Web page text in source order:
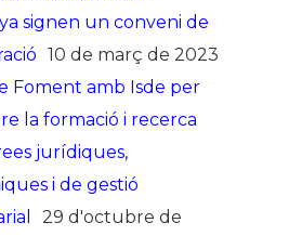
signen un conveni de
10 de març de 2023
Foment amb Isde per
la formació i recerca
jurídiques,
i de gestió
29 d'octubre de